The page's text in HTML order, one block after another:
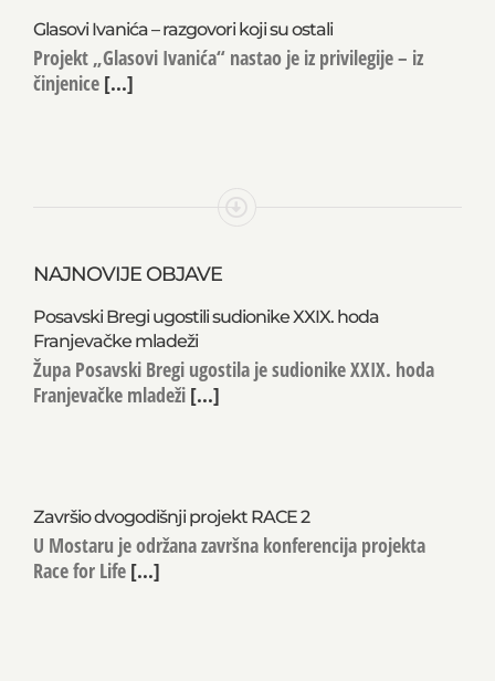
Glasovi Ivanića – razgovori koji su ostali
Projekt „Glasovi Ivanića“ nastao je iz privilegije – iz
činjenice [...]
NAJNOVIJE OBJAVE
Posavski Bregi ugostili sudionike XXIX. hoda
Franjevačke mladeži
Župa Posavski Bregi ugostila je sudionike XXIX. hoda
Franjevačke mladeži [...]
Završio dvogodišnji projekt RACE 2
U Mostaru je održana završna konferencija projekta
Race for Life [...]